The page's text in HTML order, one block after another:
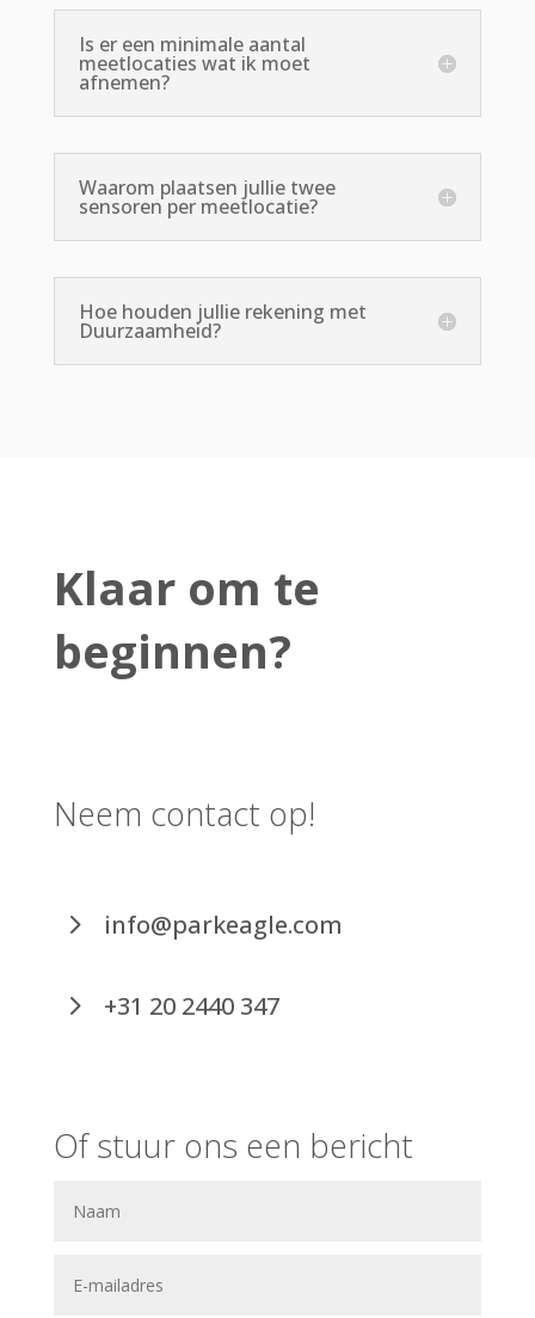
Is er een minimale aantal
meetlocaties wat ik moet
afnemen?
Waarom plaatsen jullie twee
sensoren per meetlocatie?
Hoe houden jullie rekening met
Duurzaamheid?
Klaar om te
beginnen?
Neem contact op!
info@parkeagle.com
+31 20 2440 347
Of stuur ons een bericht